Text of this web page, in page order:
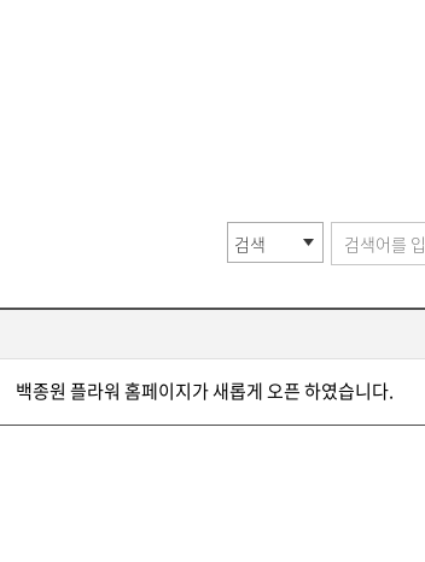
백종원 플라워 홈페이지가 새롭게 오픈 하였습니다.